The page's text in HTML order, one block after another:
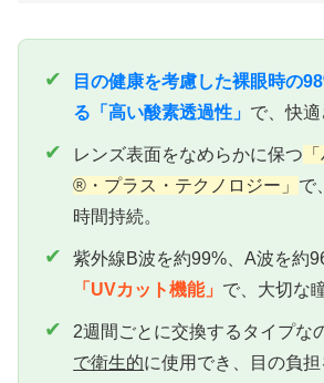
✔
目の健康を考慮した裸眼時の
る「高い酸素透過性」 で、快適
✔ レンズ表面をなめらかに保つ
®・プラス・テクノロジー」 で
時間持続。
✔
紫外線B波を約99%、A波を約
「UVカット機能」 で、大切な
✔ 2週間ごとに交換するタイプな
で衛生的に使用でき、目の負担